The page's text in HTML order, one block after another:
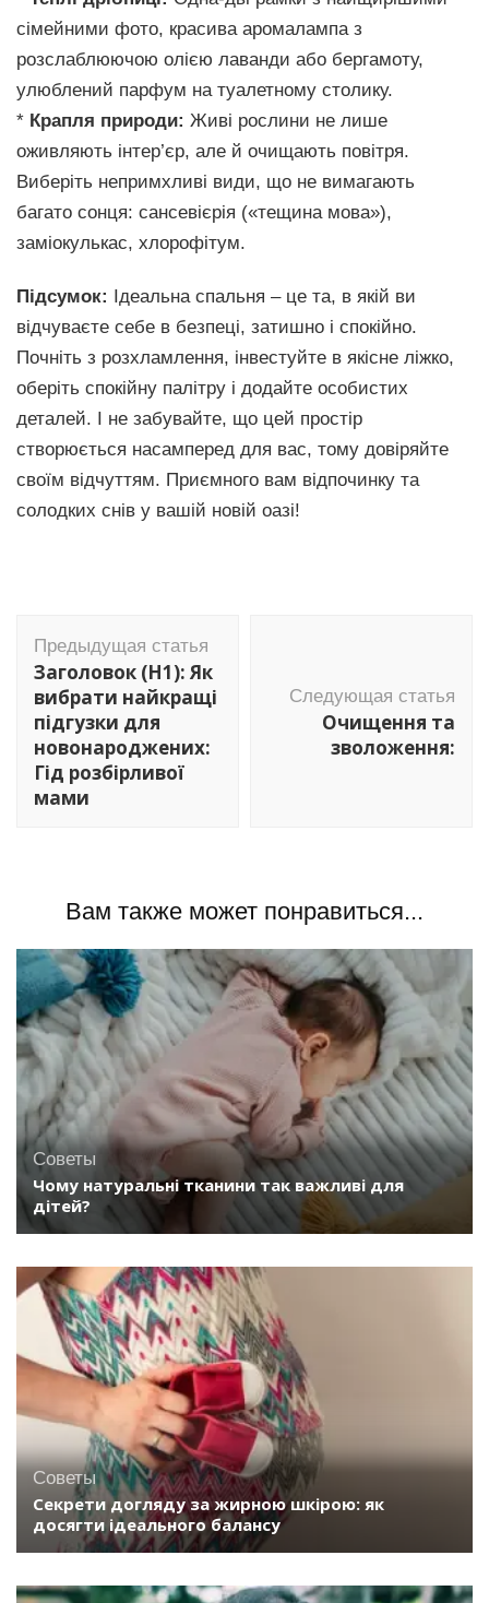
сімейними фото, красива аромалампа з
розслаблюючою олією лаванди або бергамоту,
улюблений парфум на туалетному столику.
* Крапля природи: Живі рослини не лише
оживляють інтер’єр, але й очищають повітря.
Виберіть непримхливі види, що не вимагають
багато сонця: сансевієрія («тещина мова»),
заміокулькас, хлорофітум.
Підсумок: Ідеальна спальня – це та, в якій ви
відчуваєте себе в безпеці, затишно і спокійно.
Почніть з розхламлення, інвестуйте в якісне ліжко,
оберіть спокійну палітру і додайте особистих
деталей. І не забувайте, що цей простір
створюється насамперед для вас, тому довіряйте
своїм відчуттям. Приємного вам відпочинку та
солодких снів у вашій новій оазі!
по
записям
Предыдущая статья
Заголовок (H1): Як
вибрати найкращі
підгузки для
новонароджених:
Гід розбірливої
мами
Следующая статья
Очищення та
зволоження:
Вам также может понравиться...
Советы
Чому натуральні тканини так важливі для
дітей?
Советы
Секрети догляду за жирною шкірою: як
досягти ідеального балансу